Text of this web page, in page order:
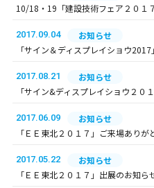
10/18・19「建設技術フェア２０１
2017.09.04
お知らせ
「サイン＆ディスプレイショウ
2017.08.21
お知らせ
「サイン&ディスプレイショウ２０
2017.06.09
お知らせ
「ＥＥ東北２０１７」ご来場ありが
2017.05.22
お知らせ
「ＥＥ東北２０１７」出展のお知ら